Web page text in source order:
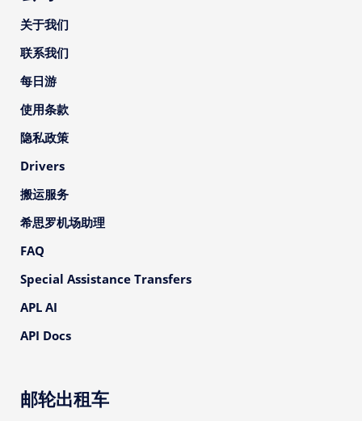
关于我们
联系我们
每日游
使用条款
隐私政策
Drivers
搬运服务
希思罗机场助理
FAQ
Special Assistance Transfers
APL AI
API Docs
邮轮出租车